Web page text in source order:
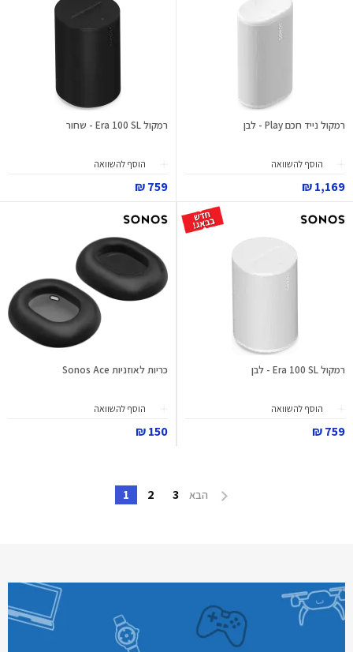
רמקול נייד חכם Play - לבן
הוסף להשוואה
1,169 ₪
רמקול Era 100 SL - שחור
הוסף להשוואה
759 ₪
רמקול Era 100 SL - לבן
הוסף להשוואה
759 ₪
כריות לאוזניות Sonos Ace
הוסף להשוואה
150 ₪
הבא 3
2
1